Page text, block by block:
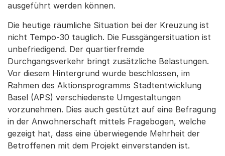
ausgeführt werden können.
Die heutige räumliche Situation bei der Kreuzung ist
nicht Tempo-30 tauglich. Die Fussgängersituation ist
unbefriedigend. Der quartierfremde
Durchgangsverkehr bringt zusätzliche Belastungen.
Vor diesem Hintergrund wurde beschlossen, im
Rahmen des Aktionsprogramms Stadtentwicklung
Basel (APS) verschiedenste Umgestaltungen
vorzunehmen. Dies auch gestützt auf eine Befragung
in der Anwohnerschaft mittels Fragebogen, welche
gezeigt hat, dass eine überwiegende Mehrheit der
Betroffenen mit dem Projekt einverstanden ist.